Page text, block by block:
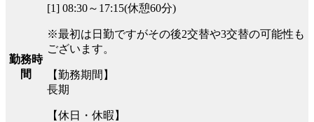
勤務時
間
[1] 08:30～17:15(休憩60分)
※最初は日勤ですがその後2交替や3交替の可能性も
ございます。
【勤務期間】
長期
【休日・休暇】